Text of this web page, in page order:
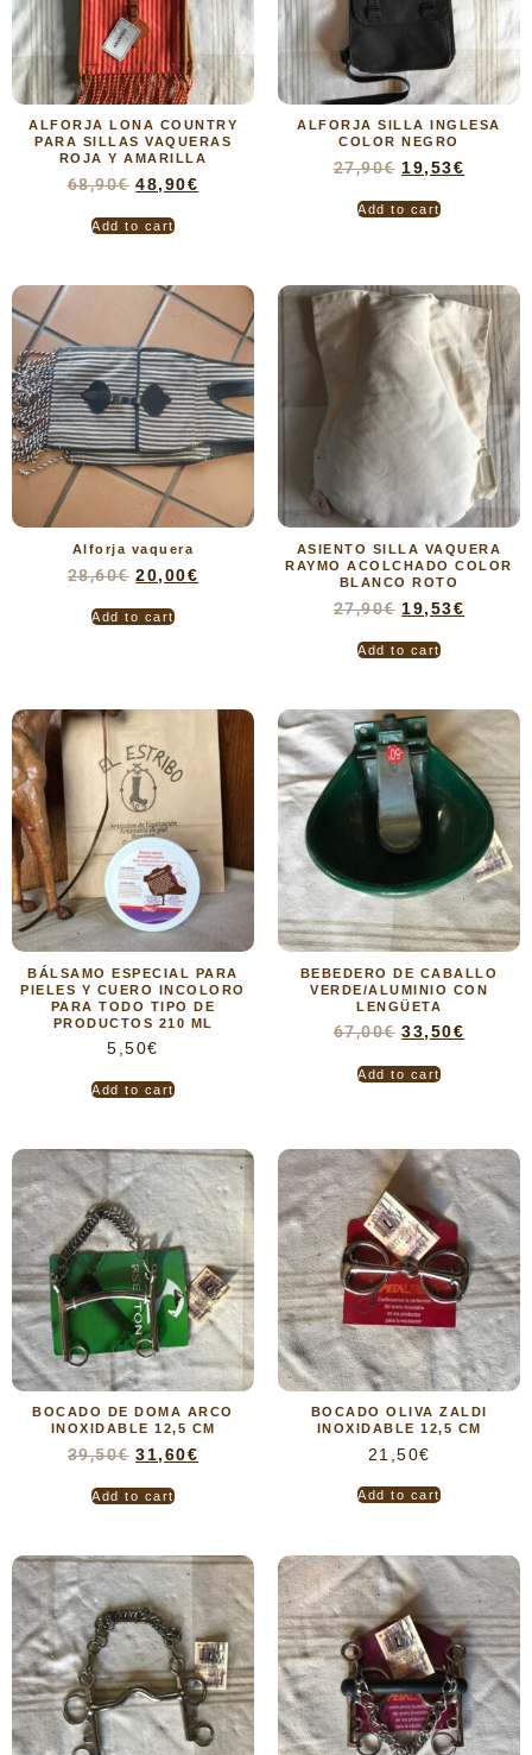
ALFORJA LONA COUNTRY
PARA SILLAS VAQUERAS
ROJA Y AMARILLA
68,90€ 48,90€
Add to cart
ALFORJA SILLA INGLESA
COLOR NEGRO
27,90€ 19,53€
Add to cart
Alforja vaquera
28,60€ 20,00€
Add to cart
ASIENTO SILLA VAQUERA
RAYMO ACOLCHADO COLOR
BLANCO ROTO
27,90€ 19,53€
Add to cart
BÁLSAMO ESPECIAL PARA
PIELES Y CUERO INCOLORO
PARA TODO TIPO DE
PRODUCTOS 210 ML
5,50€
Add to cart
BEBEDERO DE CABALLO
VERDE/ALUMINIO CON
LENGÜETA
67,00€ 33,50€
Add to cart
BOCADO DE DOMA ARCO
INOXIDABLE 12,5 CM
39,50€ 31,60€
Add to cart
BOCADO OLIVA ZALDI
INOXIDABLE 12,5 CM
21,50€
Add to cart